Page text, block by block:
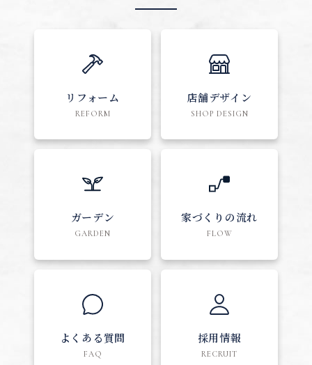
リフォーム
REFORM
店舗デザイン
SHOP DESIGN
ガーデン
GARDEN
家づくりの流れ
FLOW
よくある質問
FAQ
採用情報
RECRUIT